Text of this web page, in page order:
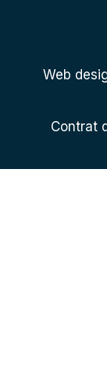
Web
Contrat